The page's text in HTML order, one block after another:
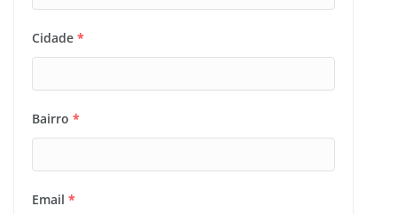
Cidade *
Bairro *
Email *